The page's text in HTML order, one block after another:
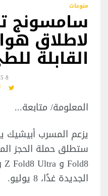
منوعات
سامسونج
القابلة
8 Jul 22:45
المعلومة/ متابعة...
يزعم المسرب
الجديدة غدًا، 8 يوليو.